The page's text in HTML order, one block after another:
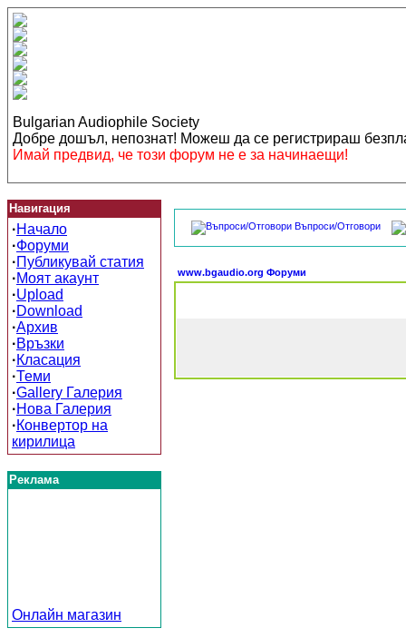
Bulgarian Audiophile Society
Добре дошъл, непознат! Можеш да се регистрираш
Имай предвид, че този форум не е за начинаещи!
Навигация
·Начало
·Форуми
·Публикувай статия
·Моят акаунт
·Upload
·Download
·Архив
·Връзки
·Класация
·Теми
·Gallery Галерия
·Нова Галерия
·Конвертор на
кирилица
Реклама
Онлайн магазин
Въпроси/Отговори
www.bgaudio.org Форуми